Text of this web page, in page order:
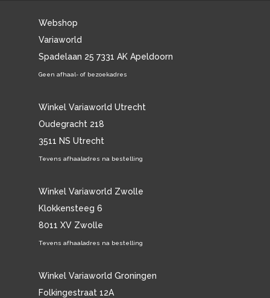
Webshop
Variaworld
Spadelaan 25 7331 AK Apeldoorn
Geen afhaal- of bezoekadres
Winkel Variaworld Utrecht
Oudegracht 218
3511 NS Utrecht
Tevens afhaaladres na bestelling
Winkel Variaworld Zwolle
Klokkensteeg 6
8011 XV Zwolle
Tevens afhaaladres na bestelling
Winkel Variaworld Groningen
Folkingestraat 12A